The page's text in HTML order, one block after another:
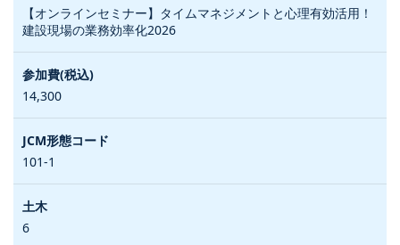
【オンラインセミナー】タイムマネジメントと心理有効活用！
建設現場の業務効率化2026
14,300
101-1
6